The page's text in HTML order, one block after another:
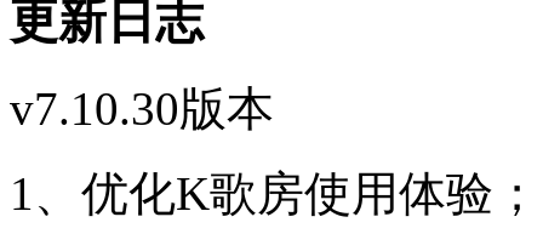
更新日志
v7.10.30版本
1、优化K歌房使用体验；